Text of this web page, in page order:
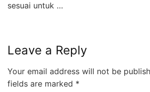
sesuai untuk …
Leave a Reply
Your email address will not be
fields are marked *